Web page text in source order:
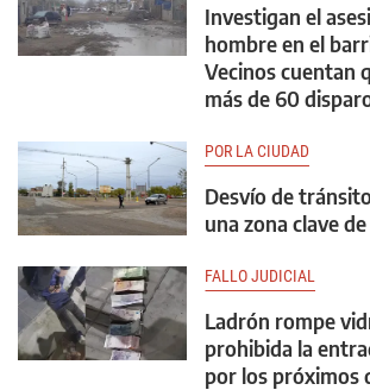
Investigan el
hombre en el
Vecinos cuentan
más de 60
POR LA CIUDAD
Desvío de
una zona clave
FALLO JUDICIAL
Ladrón rompe
prohibida la
por los próximos